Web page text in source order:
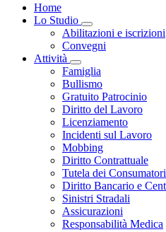
Home
Lo Studio
Toggle Dropdown
Abilitazioni e iscrizioni
Convegni
Attività
Toggle Dropdown
Famiglia
Bullismo
Gratuito Patrocinio
Diritto del Lavoro
Licenziamento
Incidenti sul Lavoro
Mobbing
Diritto Contrattuale
Tutela dei Consumatori
Diritto Bancario e
Sinistri Stradali
Assicurazioni
Responsabilità Medica